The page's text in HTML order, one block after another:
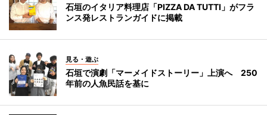
石垣のイタリア料理店「PIZZA DA TUTTI」がフラ
ンス発レストランガイドに掲載
見る・遊ぶ
石垣で演劇「マーメイドストーリー」上演へ 250
年前の人魚民話を基に